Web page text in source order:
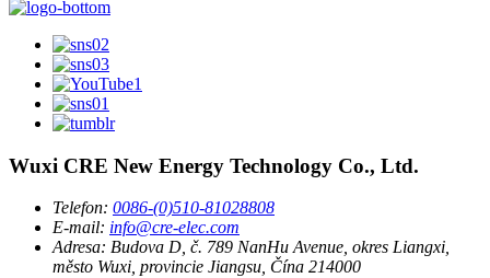
Wuxi CRE New Energy Technology Co., Ltd.
Telefon: 0086-(0)510-81028808
E-mail: info@cre-elec.com
Adresa: Budova D, č. 789 NanHu Avenue, okres Liangxi,
město Wuxi, provincie Jiangsu, Čína 214000